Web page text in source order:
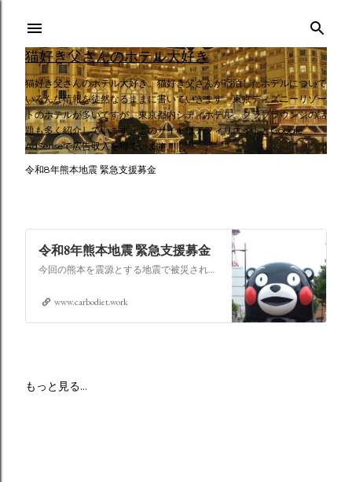
スキップしてメイン コンテンツに移動
猫好き父さんのホテル大好き
猫好き父さんのホテル大好き。猫好き父さんが宿泊したホテルについて
いろんな情報を徒然なるままに書いていきます。東京ディズニーリゾー
トのホテルが多いですが、東京都内シティホテル、クラブラウンジの話
題も多く紹介しています。このサイトはアフィリエイトとGoogle
AdSenseで広告収入を得ています。
令和8年熊本地震 緊急支援募金
令和8年熊本地震 緊急支援募金
今回の熊本を震源とする地震で被災された皆さままだまだ余震も続き大変な時間を過ごされていると思います。心よりお見舞い申し上げます
www.carbodiet.work
もっと見る…